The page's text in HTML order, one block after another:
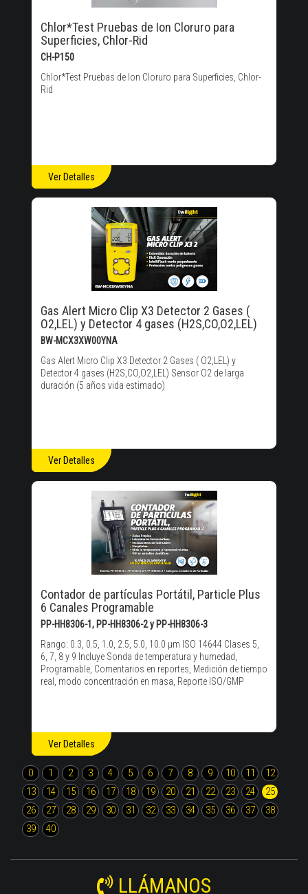
Chlor*Test Pruebas de Ion Cloruro para
Superficies, Chlor-Rid
CH-P150
Chlor*Test Pruebas de Ion Cloruro para Superficies, Chlor-
Rid
Ver Detalles
Gas Alert Micro Clip X3 Detector 2 Gases (
O2,LEL) y Detector 4 gases (H2S,CO,O2,LEL)
BW-MCX3XW00YNA
Gas Alert Micro Clip X3 Detector 2 Gases ( O2,LEL) y
Detector 4 gases (H2S,CO,O2,LEL) Sensor O2 de larga
duración (5 años vida estimado)
Ver Detalles
Contador de partículas Portátil, Particle Plus
6 Canales Programable
PP-HH8306-1, PP-HH8306-2 y PP-HH8306-3
Rango: 0.3, 0.5, 1.0, 2.5, 5.0, 10.0 μm ISO 14644 Clases 5,
6, 7, 8 y 9 Incluye Sonda de temperatura y humedad,
Programable, Comentarios en reportes, Medición de tiempo
real, modo concentración en masa, Reporte ISO/GMP
Ver Detalles
0 1 2 3 4 5 6 7 8 9 10 11
12
13
14 15 16 17 18 19 20 21 22 23 24
25
26
27 28 29 30 31 32 33 34 35 36 37
38
39
40
LLÁMANOS